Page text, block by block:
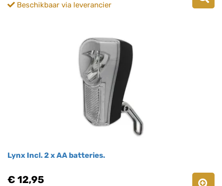
Beschikbaar via leverancier
Lynx Incl. 2 x AA batteries.
€ 12,95